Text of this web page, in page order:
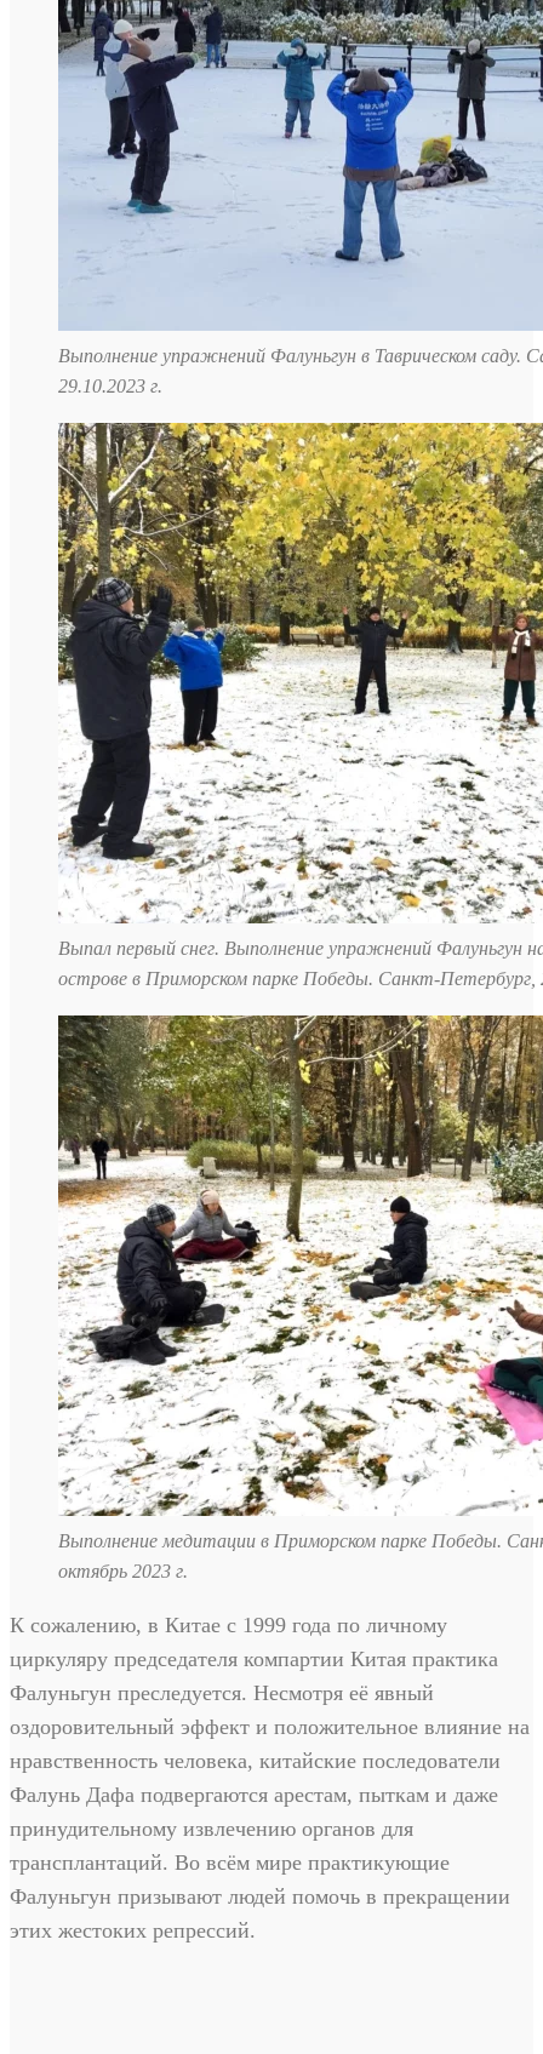
Выполнение упражнений Фалуньгун в Таврическом саду.
29.10.2023 г.
Выпал первый снег. Выполнение упражнений Фалуньгун
острове в Приморском парке Победы. Санкт-Петербург,
Выполнение медитации в Приморском парке Победы.
октябрь 2023 г.
К сожалению, в Китае с 1999 года по личному
циркуляру председателя компартии Китая практика
Фалуньгун преследуется. Несмотря её явный
оздоровительный эффект и положительное влияние на
нравственность человека, китайские последователи
Фалунь Дафа подвергаются арестам, пыткам и даже
принудительному извлечению органов для
трансплантаций. Во всём мире практикующие
Фалуньгун призывают людей помочь в прекращении
этих жестоких репрессий.